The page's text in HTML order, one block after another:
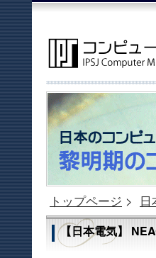
トップページ > 日
【日本電気】